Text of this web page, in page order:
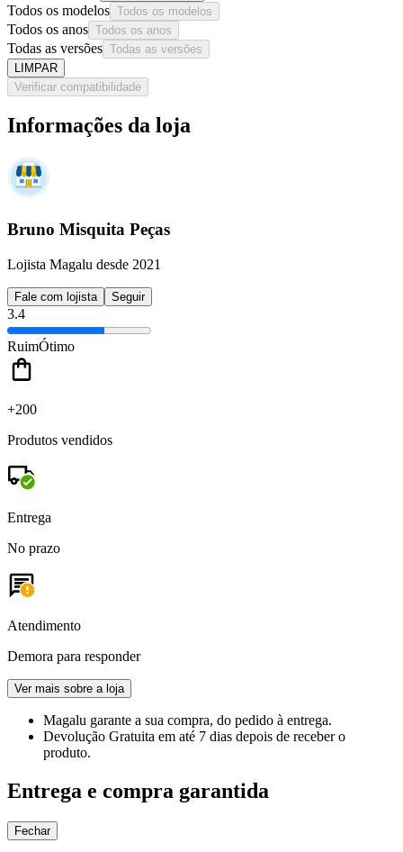
Todos os modelos Todos os modelos
Todos os anos Todos os anos
Todas as versões Todas as versões
LIMPAR
Verificar compatibilidade
Informações da loja
Bruno Misquita Peças
Lojista Magalu desde 2021
Fale com lojista Seguir
3.4
RuimÓtimo
+200
Produtos vendidos
Entrega
No prazo
Atendimento
Demora para responder
Ver mais sobre a loja
Magalu garante a sua compra, do pedido à entrega.
Devolução Gratuita em até 7 dias depois de receber o
produto.
Entrega e compra garantida
Fechar